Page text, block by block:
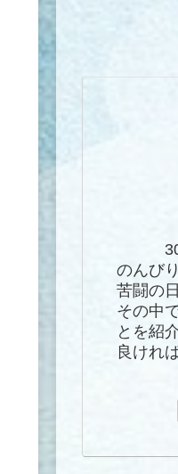
30代
のんび
苦闘の
その中
とを紹
良けれ